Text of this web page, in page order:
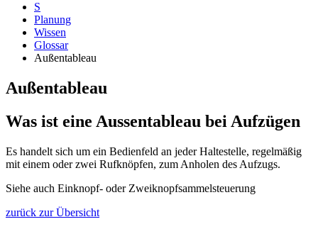
S
Planung
Wissen
Glossar
Außentableau
Außentableau
Was ist eine Aussentableau bei Aufzügen
Es handelt sich um ein Bedienfeld an jeder Haltestelle, regelmäßig
mit einem oder zwei Rufknöpfen, zum Anholen des Aufzugs.
Siehe auch Einknopf- oder Zweiknopfsammelsteuerung
zurück zur Übersicht